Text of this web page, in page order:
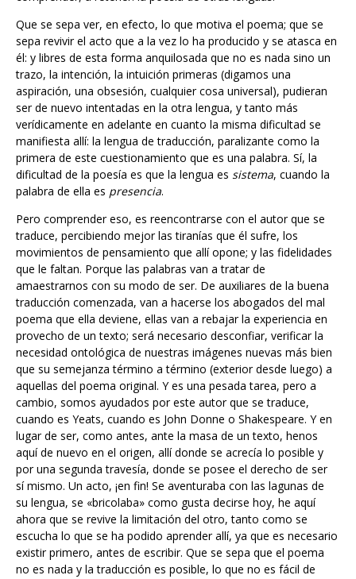
Que se sepa ver, en efecto, lo que motiva el poema; que se
sepa revivir el acto que a la vez lo ha producido y se atasca en
él: y libres de esta forma anquilosada que no es nada sino un
trazo, la intención, la intuición primeras (digamos una
aspiración, una obsesión, cualquier cosa universal), pudieran
ser de nuevo intentadas en la otra lengua, y tanto más
verídicamente en adelante en cuanto la misma dificultad se
manifiesta allí: la lengua de traducción, paralizante como la
primera de este cuestionamiento que es una palabra. Sí, la
dificultad de la poesía es que la lengua essistema, cuando la
palabra de ella espresencia.
Pero comprender eso, es reencontrarse con el autor que se
traduce, percibiendo mejor las tiranías que él sufre, los
movimientos de pensamiento que allí opone; y las fidelidades
que le faltan. Porque las palabras van a tratar de
amaestrarnos con su modo de ser. De auxiliares de la buena
traducción comenzada, van a hacerse los abogados del mal
poema que ella deviene, ellas van a rebajar la experiencia en
provecho de un texto; será necesario desconfiar, verificar la
necesidad ontológica de nuestras imágenes nuevas más bien
que su semejanza término a término (exterior desde luego) a
aquellas del poema original. Y es una pesada tarea, pero a
cambio, somos ayudados por este autor que se traduce,
cuando es Yeats, cuando es John Donne o Shakespeare. Y en
lugar de ser, como antes, ante la masa de un texto, henos
aquí de nuevo en el origen, allí donde se acrecía lo posible y
por una segunda travesía, donde se posee el derecho de ser
sí mismo. Un acto, ¡en fin! Se aventuraba con las lagunas de
su lengua, se «bricolaba» como gusta decirse hoy, he aquí
ahora que se revive la limitación del otro, tanto como se
escucha lo que se ha podido aprender allí, ya que es necesario
existir primero, antes de escribir. Que se sepa que el poema
no es nada y la traducción es posible, lo que no es fácil de
decir; esto no es más que la poesía recomenzada.